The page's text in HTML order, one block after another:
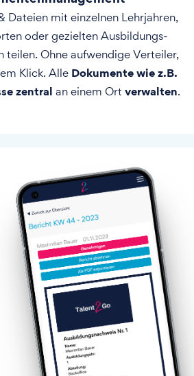
Dateien mit einzelnen Lehrjahren,
oder gezielten Ausbildungs-
teilen. Ohne aufwendige Verteiler,
Klick. Alle Dokumente wie z.B.
zentral an einem Ort verwalten.